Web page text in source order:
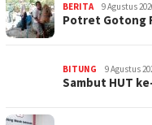
BERITA 9 Agustus
Potret Gotong
BITUNG 9 Agustus
Sambut HUT